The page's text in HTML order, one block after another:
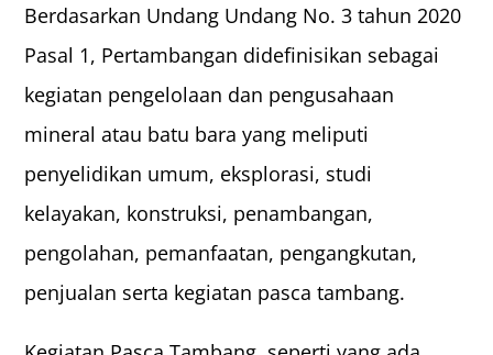
Berdasarkan Undang Undang No. 3 tahun 2020
Pasal 1, Pertambangan didefinisikan sebagai
kegiatan pengelolaan dan pengusahaan
mineral atau batu bara yang meliputi
penyelidikan umum, eksplorasi, studi
kelayakan, konstruksi, penambangan,
pengolahan, pemanfaatan, pengangkutan,
penjualan serta kegiatan pasca tambang.